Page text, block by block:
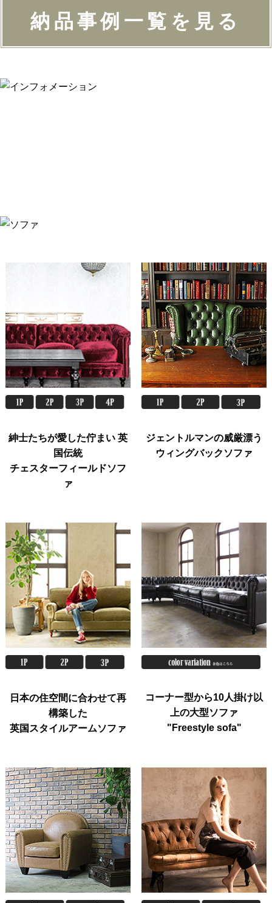
納品事例一覧を見る
紳士たちが愛した佇まい 英
国伝統
チェスターフィールドソフ
ァ
ジェントルマンの威厳漂う
ウィングバックソファ
日本の住空間に合わせて再
構築した
英国スタイルアームソファ
コーナー型から10人掛け以
上の大型ソファ
"Freestyle sofa"